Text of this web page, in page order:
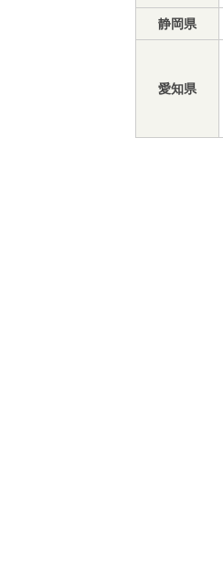
静岡県
愛知県